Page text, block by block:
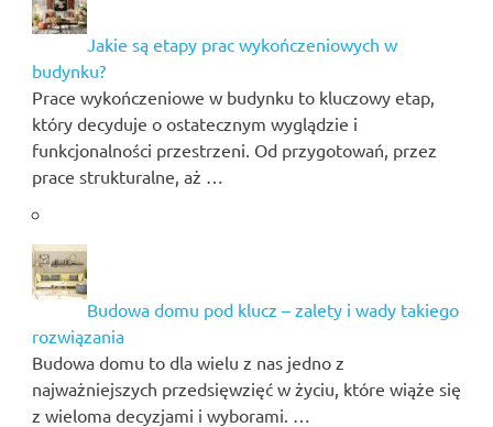
Jakie są etapy prac wykończeniowych w
budynku?
Prace wykończeniowe w budynku to kluczowy etap,
który decyduje o ostatecznym wyglądzie i
funkcjonalności przestrzeni. Od przygotowań, przez
prace strukturalne, aż …
Budowa domu pod klucz – zalety i wady takiego
rozwiązania
Budowa domu to dla wielu z nas jedno z
najważniejszych przedsięwzięć w życiu, które wiąże się
z wieloma decyzjami i wyborami. …